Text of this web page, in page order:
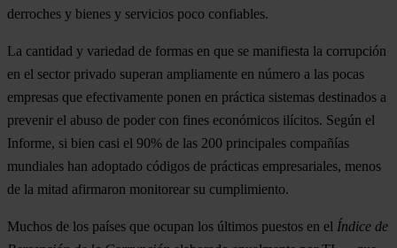
derroches y bienes y servicios poco confiables.
La cantidad y variedad de formas en que se manifiesta la corrupción
en el sector privado superan ampliamente en número a las pocas
empresas que efectivamente ponen en práctica sistemas destinados a
prevenir el abuso de poder con fines económicos ilícitos. Según el
Informe, si bien casi el 90% de las 200 principales compañías
mundiales han adoptado códigos de prácticas empresariales, menos
de la mitad afirmaron monitorear su cumplimiento.
Muchos de los países que ocupan los últimos puestos en el Índice de